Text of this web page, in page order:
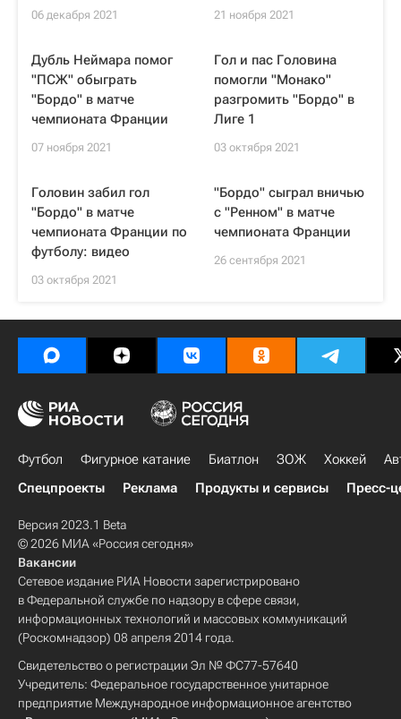
06 декабря 2021 21 ноября 2021
Дубль Неймара помог
"ПСЖ" обыграть
"Бордо" в матче
чемпионата Франции
07 ноября 2021
Гол и пас Головина
помогли "Монако"
разгромить "Бордо" в
Лиге 1
03 октября 2021
Головин забил гол
"Бордо" в матче
чемпионата Франции по
футболу: видео
03 октября 2021
"Бордо" сыграл вничью
с "Ренном" в матче
чемпионата Франции
26 сентября 2021
Футбол Фигурное катание Биатлон ЗОЖ Хоккей
Спецпроекты
Реклама Продукты и сервисы Пресс-
Версия 2023.1 Beta
© 2026 МИА «Россия сегодня»
Вакансии
Сетевое издание РИА Новости зарегистрировано
в Федеральной службе по надзору в сфере связи,
информационных технологий и массовых коммуникаций
(Роскомнадзор) 08 апреля 2014 года.
Свидетельство о регистрации Эл № ФС77-57640
Учредитель: Федеральное государственное унитарное
предприятие Международное информационное агентство